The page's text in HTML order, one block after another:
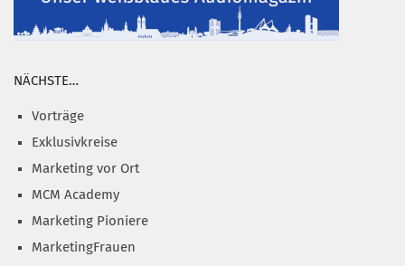
NÄCHSTE…
Vorträge
Exklusivkreise
Marketing vor Ort
MCM Academy
Marketing Pioniere
MarketingFrauen